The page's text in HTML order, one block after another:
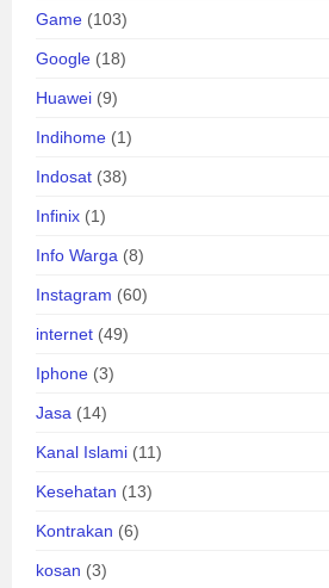
Game (103)
Google (18)
Huawei (9)
Indihome (1)
Indosat (38)
Infinix (1)
Info Warga (8)
Instagram (60)
internet (49)
Iphone (3)
Jasa (14)
Kanal Islami (11)
Kesehatan (13)
Kontrakan (6)
kosan (3)